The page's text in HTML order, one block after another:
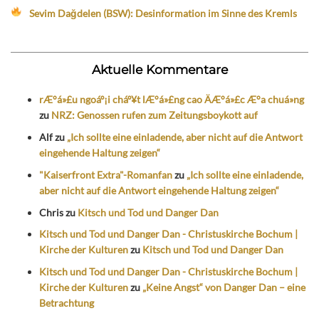
Sevim Dağdelen (BSW): Desinformation im Sinne des Kremls
Aktuelle Kommentare
rÆ°á»£u ngoáº¡i cháº¥t lÆ°á»£ng cao ÄÆ°á»£c Æ°a chuá»ng
zu NRZ: Genossen rufen zum Zeitungsboykott auf
Alfzu „Ich sollte eine einladende, aber nicht auf die Antwort
eingehende Haltung zeigen“
"Kaiserfront Extra"-Romanfanzu „Ich sollte eine einladende,
aber nicht auf die Antwort eingehende Haltung zeigen“
Chriszu Kitsch und Tod und Danger Dan
Kitsch und Tod und Danger Dan - Christuskirche Bochum |
Kirche der Kulturenzu Kitsch und Tod und Danger Dan
Kitsch und Tod und Danger Dan - Christuskirche Bochum |
Kirche der Kulturenzu „Keine Angst“ von Danger Dan – eine
Betrachtung